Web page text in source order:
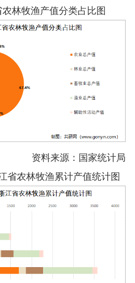
林牧渔产值分类占比图
资料来源：国家统计局
省农林牧渔累计产值统计图